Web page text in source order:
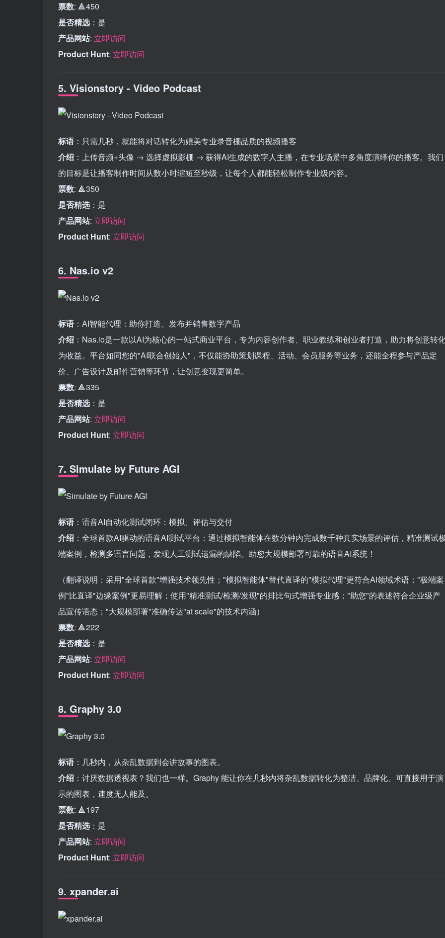
票数: 🔺450
是否精选：是
产品网站: 立即访问
Product Hunt: 立即访问
5. Visionstory - Video Podcast
标语 ：只需几秒，就能将对话转化为媲美专业录音棚品质的视频播客
介绍 ：上传音频+头像 → 选择虚拟影棚 → 获得AI生成的数字人主播，在专业场景中多角度演绎你的播客。我们
的目标是让播客制作时间从数小时缩短至秒级，让每个人都能轻松制作专业级内容。
票数: 🔺350
是否精选：是
产品网站: 立即访问
Product Hunt: 立即访问
6. Nas.io v2
标语 ：AI智能代理：助你打造、发布并销售数字产品
介绍 ：Nas.io是一款以AI为核心的一站式商业平台，专为内容创作者、职业教练和创业者打造，助力将创意转
为收益。平台如同您的"AI联合创始人"，不仅能协助策划课程、活动、会员服务等业务，还能全程参与产品定
价、广告设计及邮件营销等环节，让创意变现更简单。
票数: 🔺335
是否精选：是
产品网站: 立即访问
Product Hunt: 立即访问
7. Simulate by Future AGI
标语 ：语音AI自动化测试闭环：模拟、评估与交付
介绍 ：全球首款AI驱动的语音AI测试平台：通过模拟智能体在数分钟内完成数千种真实场景的评估，精准测试
端案例，检测多语言问题，发现人工测试遗漏的缺陷。助您大规模部署可靠的语音AI系统！
（翻译说明：采用"全球首款"增强技术领先性；"模拟智能体"替代直译的"模拟代理"更符合AI领域术语；"极端案
例"比直译"边缘案例"更易理解；使用"精准测试/检测/发现"的排比句式增强专业感；"助您"的表述符合企业级产
品宣传语态；"大规模部署"准确传达"at scale"的技术内涵）
票数: 🔺222
是否精选：是
产品网站: 立即访问
Product Hunt: 立即访问
8. Graphy 3.0
标语 ：几秒内，从杂乱数据到会讲故事的图表。
介绍 ：讨厌数据透视表？我们也一样。Graphy 能让你在几秒内将杂乱数据转化为整洁、品牌化、可直接用于演
示的图表，速度无人能及。
票数: 🔺197
是否精选：是
产品网站: 立即访问
Product Hunt: 立即访问
9. xpander.ai